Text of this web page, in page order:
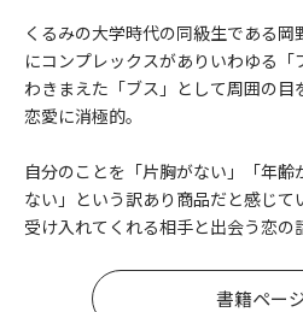
くるみの大学時代の同級生である
にコンプレックスがありいわゆる「
わきまえた「ブス」として周囲の目
恋愛に消極的。
自分のことを「片胸がない」「年齢
ない」という訳あり商品だと感じ
受け入れてくれる相手と出会う恋の
書籍ペー